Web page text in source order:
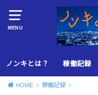
MENU
ノンキとは？ 稼働記録
HOME 稼働記録